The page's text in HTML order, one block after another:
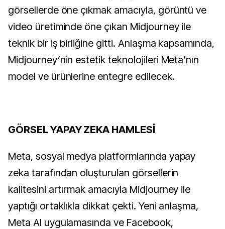
görsellerde öne çıkmak amacıyla, görüntü ve
video üretiminde öne çıkan Midjourney ile
teknik bir iş birliğine gitti. Anlaşma kapsamında,
Midjourney’nin estetik teknolojileri Meta’nın
model ve ürünlerine entegre edilecek.
GÖRSEL YAPAY ZEKA HAMLESİ
Meta, sosyal medya platformlarında yapay
zeka tarafından oluşturulan görsellerin
kalitesini artırmak amacıyla Midjourney ile
yaptığı ortaklıkla dikkat çekti. Yeni anlaşma,
Meta AI uygulamasında ve Facebook,